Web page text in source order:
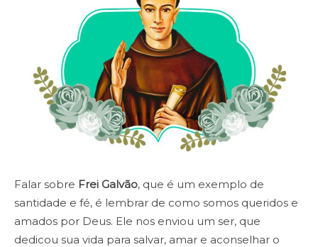
Falar sobre Frei Galvão, que é um exemplo de
santidade e fé, é lembrar de como somos queridos e
amados por Deus. Ele nos enviou um ser, que
dedicou sua vida para salvar, amar e aconselhar o